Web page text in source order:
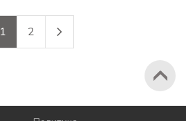
1 2